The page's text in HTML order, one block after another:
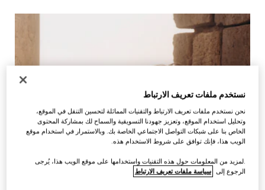
نستخدم ملفات تعريف الارتباط
نحن نستخدم ملفات تعريف الارتباط والتقنيات المماثلة لتحسين التنقل في الموقع،
وتحليل استخدام الموقع، وتعزيز جهودنا التسويقية والسماح لك بمشاركة المحتوى
الخاص بنا على شبكات التواصل الاجتماعي الخاصة بك. وبالاستمرار في استخدام موقع
الويب هذا، فإنك توافق على شروط الاستخدام هذه.
.لمزيد من المعلومات حول هذه التقنيات واستخدامها على موقع الويب هذا، يُرجى
الرجوع إلى سياسة ملفات تعريف الارتباط